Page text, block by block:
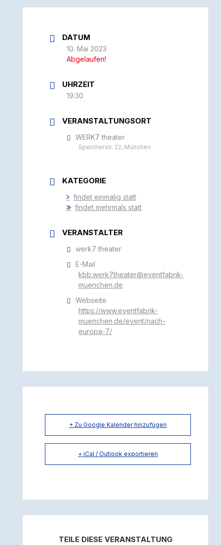
DATUM
10. Mai 2023
Abgelaufen!
UHRZEIT
19:30
VERANSTALTUNGSORT
WERK7 theater
Speicherstr. 22, München
KATEGORIE
findet einmalig statt
findet mehrmals statt
VERANSTALTER
werk7 theater
E-Mail
kbb.werk7theater@eventfabrik-
muenchen.de
Webseite
https://www.eventfabrik-
muenchen.de/event/nach-
europa-7/
+ Zu Google Kalender hinzufügen
+ iCal / Outlook exportieren
TEILE DIESE VERANSTALTUNG